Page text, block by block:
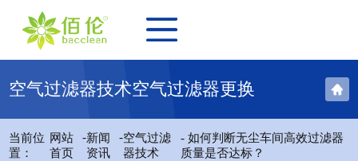
空气过滤器技术空气过滤器更换
当前位
置：
网站
首页
-新闻
资讯
-空气过滤
器技术
- 如何判断无尘车间高效过滤器
质量是否达标？